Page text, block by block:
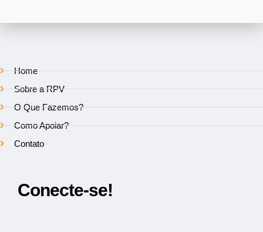
Home
Sobre a RPV
O Que Fazemos?
Como Apoiar?
Contato
Conecte-se!